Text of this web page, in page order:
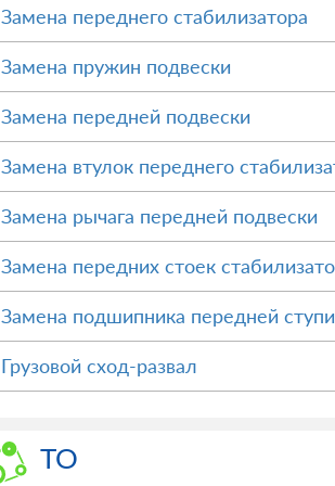
Замена переднего стабилизатора
Замена пружин подвески
Замена передней подвески
Замена втулок переднего
Замена рычага передней подвески
Замена передних стоек
Замена подшипника передней
Грузовой сход-развал
ТО